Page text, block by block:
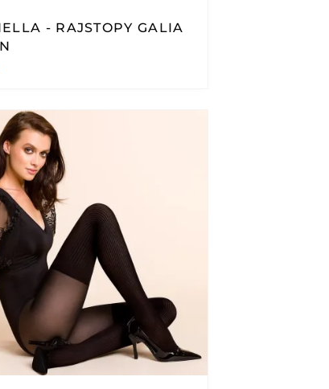
- RAJSTOPY GALIA